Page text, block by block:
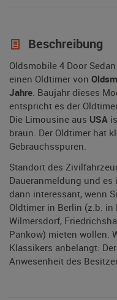
Beschreibung
Oldsmobile 4 Door
einen Oldtimer von
Jahre. Baujahr dieses
entspricht es der
Die Limousine aus USA
braun. Der Oldtimer hat
Gebrauchsspuren.
Standort des
Daueranmeldung und
dann interessant, wenn
Oldtimer in Berlin (z.b.
Wilmersdorf,
Pankow) mieten wollen.
Klassikers anbelangt:
Anwesenheit des